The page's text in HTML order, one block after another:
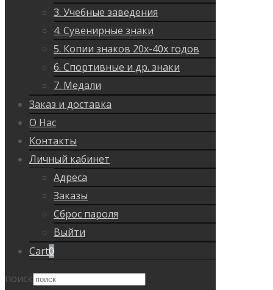
3. Учебные заведения
4. Сувенирные знаки
5. Копии знаков 20х-40х годов
6. Спортивные и др. знаки
7. Медали
Заказ и доставка
О Нас
Контакты
Личный кабинет
Адреса
Заказы
Сброс пароля
Выйти
Cart0
поиск